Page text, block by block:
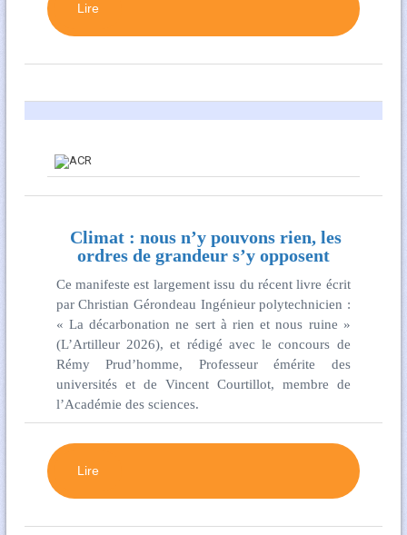
Lire
Climat : nous n’y pouvons rien, les
ordres de grandeur s’y opposent
Ce manifeste est largement issu du récent livre écrit
par Christian Gérondeau Ingénieur polytechnicien :
« La décarbonation ne sert à rien et nous ruine »
(L’Artilleur 2026), et rédigé avec le concours de
Rémy Prud’homme, Professeur émérite des
universités et de Vincent Courtillot, membre de
l’Académie des sciences.
Lire